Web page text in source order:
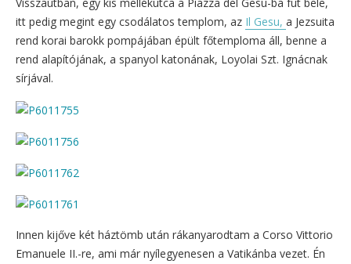
itt pedig megint egy csodálatos templom, az Il Gesu, a Jezsuita
rend korai barokk pompájában épült főtemploma áll, benne a
rend alapítójának, a spanyol katonának, Loyolai Szt. Ignácnak
sírjával.
Innen kijőve két háztömb után rákanyarodtam a Corso Vittorio
Emanuele II.-re, ami már nyílegyenesen a Vatikánba vezet. Én